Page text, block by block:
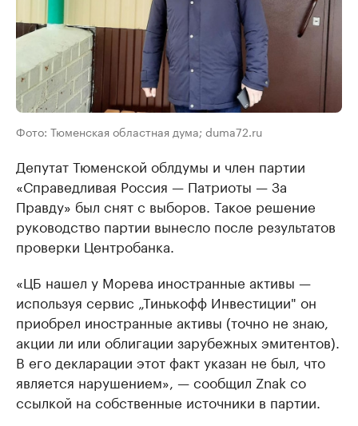
Фото: Тюменская областная дума; duma72.ru
Депутат Тюменской облдумы и член партии
«Справедливая Россия — Патриоты — За
Правду» был снят с выборов. Такое решение
руководство партии вынесло после результатов
проверки Центробанка.
«ЦБ нашел у Морева иностранные активы —
используя сервис „Тинькофф Инвестиции" он
приобрел иностранные активы (точно не знаю,
акции ли или облигации зарубежных эмитентов).
В его декларации этот факт указан не был, что
является нарушением», — сообщил Znak со
ссылкой на собственные источники в партии.